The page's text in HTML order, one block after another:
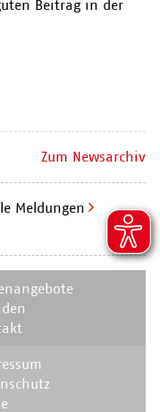
Beitrag in der
Zum Newsarchiv
Meldungen